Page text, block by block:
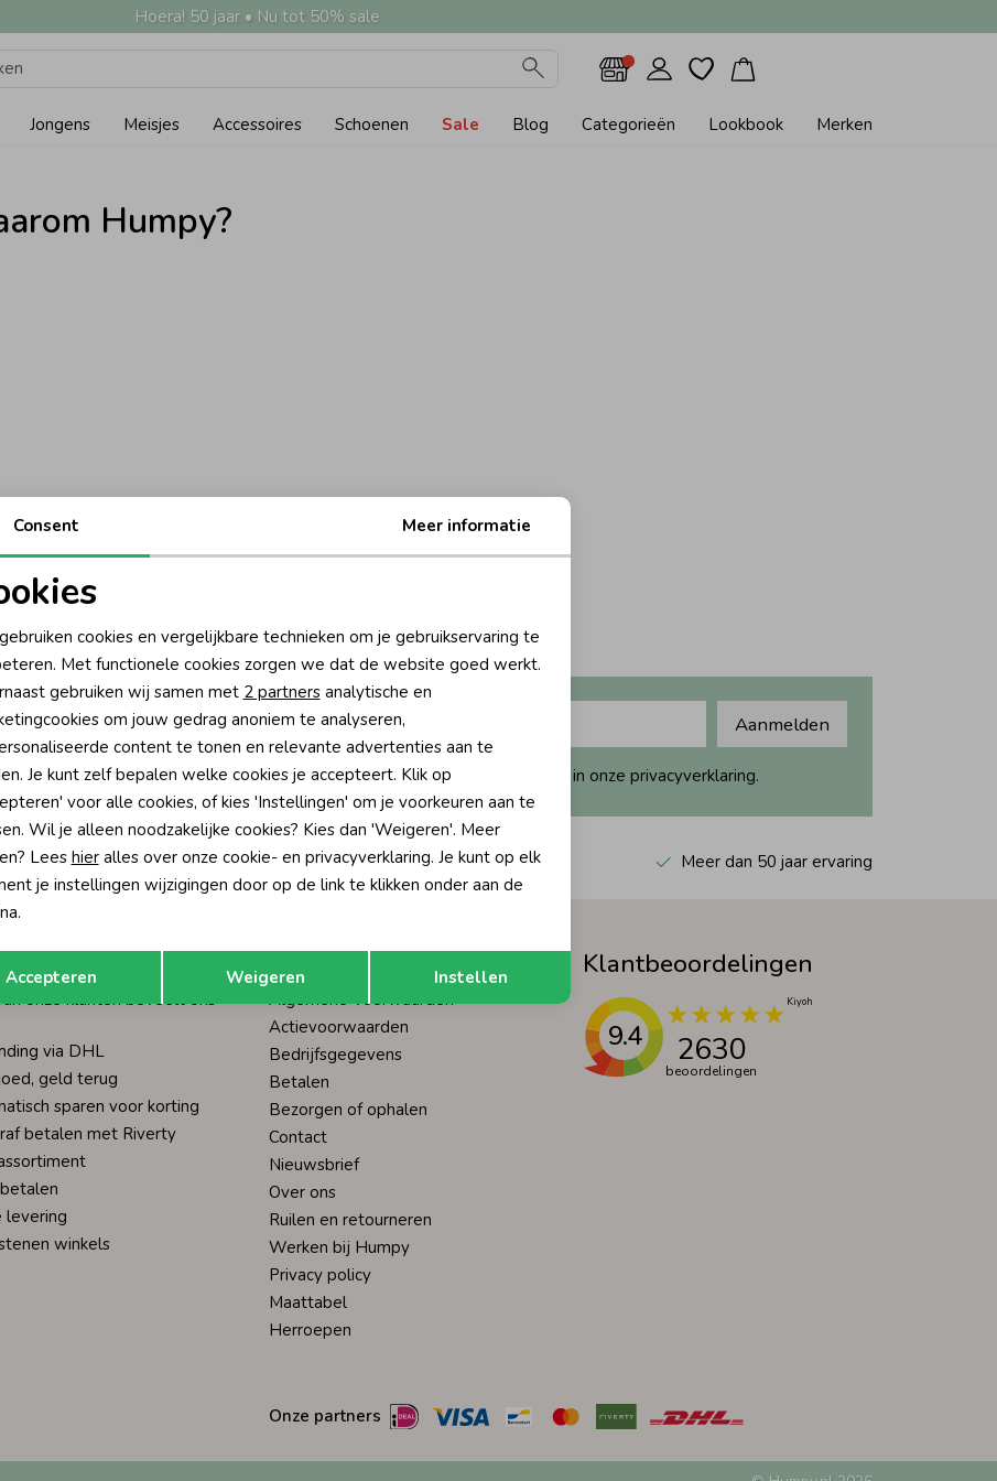
Hoera! 50 jaar • Nu tot 50% sale
Jongens Meisjes Accessoires Schoenen Sale Blog Categorieën Lookbook Merken
Humpy?
direct 10% korting* op je
Aanmelden
Hoe we met je data omgaan? Bekijk dit in onze privacyverklaring.
sparen voor korting Wij scoren een 9,4 op Kiyoh Meer dan 50 jaar ervaring
Humpy?
onze klanten beveelt ons
via DHL
geld terug
sparen voor korting
betalen met Riverty
levering
winkels
Klantenservice
Algemene Voorwaarden
Actievoorwaarden
Bedrijfsgegevens
Betalen
Bezorgen of ophalen
Contact
Nieuwsbrief
Over ons
Ruilen en retourneren
Werken bij Humpy
Privacy policy
Maattabel
Herroepen
Klantbeoordelingen
9.4 2630
beoordelingen
Onze partners
Noodzakelijke cookies
Analytische cookies Marketing cookies
Opslaan
Consent Meer informatie
cookies en vergelijkbare technieken om je gebruikservaring te
Met functionele cookies zorgen we dat de website goed werkt.
gebruiken wij samen met 2 partnersanalytische en
om jouw gedrag anoniem te analyseren,
content te tonen en relevante advertenties aan te
Je kunt zelf bepalen welke cookies je accepteert. Klik op
voor alle cookies, of kies 'Instellingen' om je voorkeuren aan te
Wil je alleen noodzakelijke cookies? Kies dan 'Weigeren'. Meer
Lees hieralles over onze cookie- en privacyverklaring. Je kunt op elk
je instellingen wijzigingen door op de link te klikken onder aan de
Accepteren Weigeren Instellen